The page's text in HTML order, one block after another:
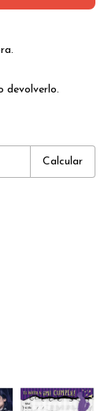
devolverlo.
Calcular